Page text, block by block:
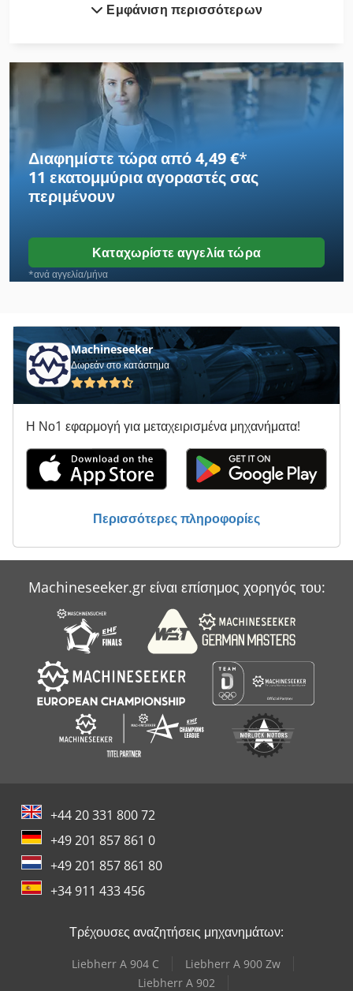
Tos Olomouc
Βαρετό Συσκευή
Εξάγεται Τοίχου
Επικεφαλής Του Τμήματος Της
Κατάστημα Γραφείο
Κλαδευτική Βελτιωτική Μηχανή
Κλιματιστικα
Κλιματιστικό
Μηχανή Τύπου
Ντεμπούτο Του Τύπου
Συσκευή Καθαρισμού
Συστήματα Θέρμανσης
Τέλος Τοποθέτηση
Τεχνολογία Καθαρισμού
Τοίχο Κλίμακες
Τύμπανο Μέρη
Εμφάνιση περισσότερων
Διαφημίστε τώρα από 4,49 €*
11 εκατομμύρια αγοραστέςσας
περιμένουν
Καταχωρίστε αγγελία τώρα
*ανά αγγελία/μήνα
Machineseeker
Δωρεάν στο κατάστημα
Η Νο1 εφαρμογή για μεταχειρισμένα μηχανήματα!
Περισσότερες πληροφορίες
Machineseeker.gr είναι επίσημος χορηγός του:
+44 20 331 800 72
+49 201 857 861 0
+49 201 857 861 80
+34 911 433 456
Τρέχουσες αναζητήσεις μηχανημάτων:
Liebherr A 904 C
Liebherr A 900 Zw
Liebherr A 902